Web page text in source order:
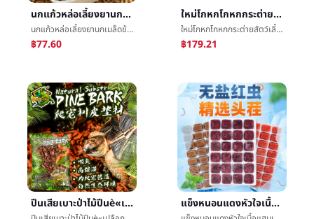
นกแก้วหล่อเลี้ยงยานกเมล็ดข้าวปานกลางและใหญ่เพชรดอกทานตะวันพระภิกษุสีเทาเครื่องอาทิตย์โกลเด้นประนีประนอมนกอาหารทุ่มเทให้อาหาร
นกแก้วหล่อเลี้ยงยานกเมล็ดข้าวปานกลางและใหญ่เพชรดอกทานตะวันพระภิกษุสีเทาเครื่องอาทิตย์โกลเด้นประนีประนอมนกอาหารทุ่มเทให้อาหาร
฿77.60
ใหม่โกหกโกหกกระต่ายสัตว์เลี้ยงรังโฟร์ซีซั่นส์สากลลื่นอบอุ่นçรังแมวรังโรงงานตรงสำหรับขายส่ง
ใหม่โกหกโกหกกระต่ายสัตว์เลี้ยงรังโฟร์ซีซั่นส์สากลลื่นอบอุ่นçรังแมวรังโรงงานตรงสำหรับขายส่ง
฿179.21
ปีนเสียเบาะป่าไม้ปีนè«เปลือกไม้เต้างูจิ้งจกกิ้งก่าเปลียนสีการให้อาหารกล่องโดยธรรมชาติภูมิทัศน์ป่าพื้นผิวให้ความชุ่มชื้น แข็งหนอนแดงหัวใจเนื้อแฮมเบอร์เกอร์อาหารปลาปีที่ดีกุ้งการแช่แข็งมีสีสันเป็นอมตะปลาเมล็ดข้าวปลารูปหกเหลี่ยมไดโนเสาร์ให้อาหารขายส่ง